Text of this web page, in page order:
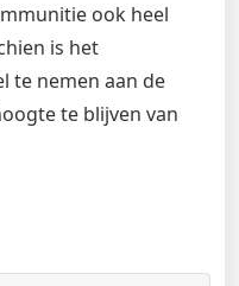
ook heel
is het
te nemen aan de
te blijven van